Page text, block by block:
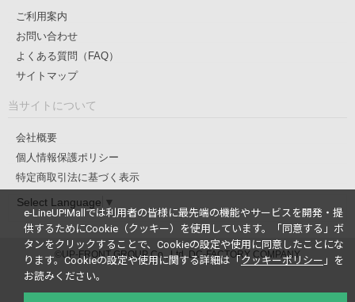
ご利用案内
お問い合わせ
よくある質問（FAQ）
サイトマップ
当サイトについて
会社概要
個人情報保護ポリシー
特定商取引法に基づく表示
Select Language ▼
©UP-FRONT GROUP Co., Ltd. DC-FACTORY COMPANY
e-LineUP!Mallでは利用者の皆様に最先端の機能やサービスを開発・提
供するためにCookie（クッキー）を使用しています。
「同意する」ボ
タンをクリックすることで、Cookieの設定や使用に同意したことにな
ります。Cookieの設定や使用に関する詳細は「 クッキーポリシー 」を
お読みください。